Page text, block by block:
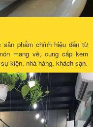
phẩm chính hiệu đến từ
mang về, cung cấp kem
kiện, nhà hàng, khách sạn.